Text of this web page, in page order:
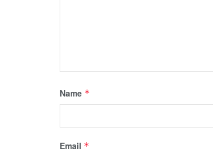
Name *
Email *